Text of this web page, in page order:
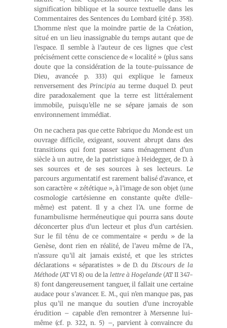
signification biblique et la source textuelle dans les
Commentaires des Sentences du Lombard (cité p. 358).
L’homme n’est que la moindre partie de la Création,
situé en un lieu inassignable du temps autant que de
l’espace. Il semble à l’auteur de ces lignes que c’est
précisément cette conscience de « localité » (plus sans
doute que la considération de la toute-puissance de
Dieu, avancée p. 333) qui explique le fameux
renversement desPrincipia au terme duquel D. peut
dire paradoxalement que la terre est littéralement
immobile, puisqu’elle ne se sépare jamais de son
environnement immédiat.
On ne cachera pas que cette Fabrique du Monde est un
ouvrage difficile, exigeant, souvent abrupt dans des
transitions qui font passer sans ménagement d’un
siècle à un autre, de la patristique à Heidegger, de D. à
ses sources et de ses sources à ses lecteurs. Le
parcours argumentatif est rarement balisé d’avance, et
son caractère « zététique », à l’image de son objet (une
cosmologie cartésienne en constante quête d’elle-
même) est patent. Il y a chez l’A. une forme de
funambulisme herméneutique qui pourra sans doute
déconcerter plus d’un lecteur et plus d’un cartésien.
Sur le fil ténu de ce commentaire « perdu » de la
Genèse, dont rien en réalité, de l’aveu même de l’A.,
n’assure qu’il ait jamais existé, et que les strictes
déclarations « séparatistes » de D. du Discours de la
Méthode (AT VI 8) ou de la lettre à Hogelande(AT II 347-
8) font dangereusement tanguer, il fallait une certaine
audace pour s’avancer. E. M., qui n’en manque pas, pas
plus qu’il ne manque du soutien d’une incroyable
érudition – capable d’en remontrer à Mersenne lui-
même (cf. p. 322, n. 5) –, parvient à convaincre du